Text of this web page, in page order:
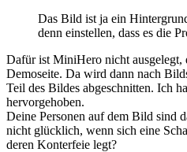
Das Bild ist ja ein
denn einstellen, dass es die
Dafür ist MiniHero nicht ausgelegt,
Demoseite. Da wird dann nach
Teil des Bildes abgeschnitten. Ich
hervorgehoben.
Deine Personen auf dem Bild sind
nicht glücklich, wenn sich eine
deren Konterfeie legt?